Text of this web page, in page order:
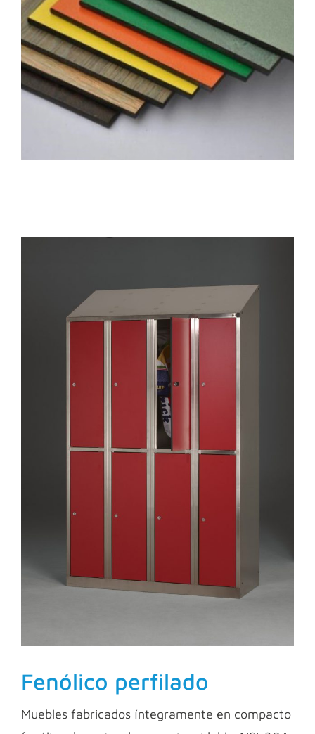
Fenólico perfilado
Muebles fabricados íntegramente en compacto